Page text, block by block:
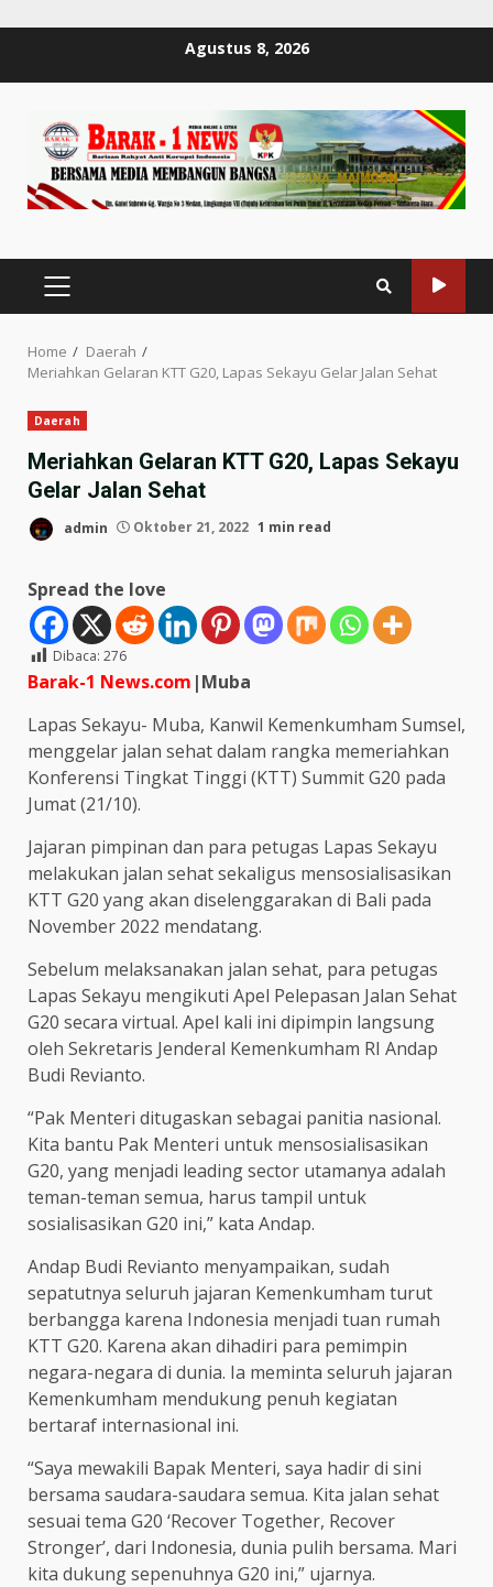
Agustus 8, 2026
PRIMARY
MENU
Home
Daerah
Meriahkan Gelaran KTT G20, Lapas Sekayu Gelar Jalan Sehat
Daerah
Meriahkan Gelaran KTT G20, Lapas Sekayu
Gelar Jalan Sehat
admin Oktober 21, 2022 1 min read
Spread the love
Dibaca: 276
Barak-1 News.com |Muba
Lapas Sekayu- Muba, Kanwil Kemenkumham Sumsel,
menggelar jalan sehat dalam rangka memeriahkan
Konferensi Tingkat Tinggi (KTT) Summit G20 pada
Jumat (21/10).
Jajaran pimpinan dan para petugas Lapas Sekayu
melakukan jalan sehat sekaligus mensosialisasikan
KTT G20 yang akan diselenggarakan di Bali pada
November 2022 mendatang.
Sebelum melaksanakan jalan sehat, para petugas
Lapas Sekayu mengikuti Apel Pelepasan Jalan Sehat
G20 secara virtual. Apel kali ini dipimpin langsung
oleh Sekretaris Jenderal Kemenkumham RI Andap
Budi Revianto.
“Pak Menteri ditugaskan sebagai panitia nasional.
Kita bantu Pak Menteri untuk mensosialisasikan
G20, yang menjadi leading sector utamanya adalah
teman-teman semua, harus tampil untuk
sosialisasikan G20 ini,” kata Andap.
Andap Budi Revianto menyampaikan, sudah
sepatutnya seluruh jajaran Kemenkumham turut
berbangga karena Indonesia menjadi tuan rumah
KTT G20. Karena akan dihadiri para pemimpin
negara-negara di dunia. Ia meminta seluruh jajaran
Kemenkumham mendukung penuh kegiatan
bertaraf internasional ini.
“Saya mewakili Bapak Menteri, saya hadir di sini
bersama saudara-saudara semua. Kita jalan sehat
sesuai tema G20 ‘Recover Together, Recover
Stronger’, dari Indonesia, dunia pulih bersama. Mari
kita dukung sepenuhnya G20 ini,” ujarnya.